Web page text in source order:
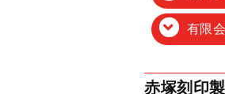
有限
赤塚刻印